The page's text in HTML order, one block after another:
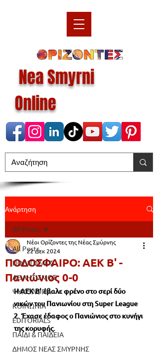
Nea Smyrni
Online
Ανάρτηση
All Posts
ΠΟΛΙΤΙΣΜΟΣ
ΑΘΛΗΤΙΣΜΟΣ
ΨΥΧΟΛΟΓΙΑ
ΚΟΙΝΩΝΙΑ
EDITORIALS
ΠΑΙΔΙ & ΠΑΙΔΕΙΑ
ΔΗΜΟΣ ΝΕΑΣ ΣΜΥΡΝΗΣ
All Posts
ΠΟΔΟΣΦΑΙΡΟ: ΑΕΚ Β' -
Πανιώνιος 0-0
Νέοι Ορίζοντες της Νέας Σμύρνης
22 Δεκ 2024
Η ΑΕΚ Β' έβαλε φρένο στο σερί δύο
νικών του Πανιωνίου στη Super League
2. Έχασε έδαφος ο Πανιώνιος στο κυνήγι
της κορυφής.